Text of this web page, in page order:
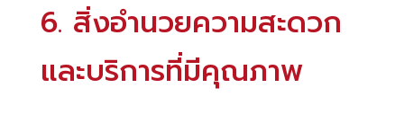
6. สิ่งอำนวยความสะดวก
และบริการที่มีคุณภาพ